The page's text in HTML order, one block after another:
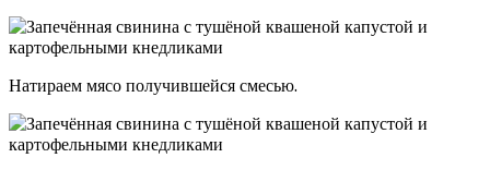
Натираем мясо получившейся смесью.